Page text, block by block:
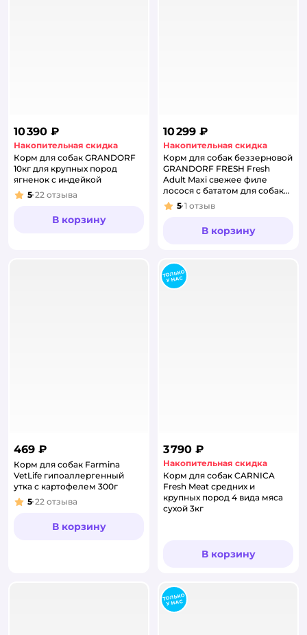
10 390 ₽
Накопительная скидка
Корм для собак GRANDORF
10кг для крупных пород
ягненок с индейкой
Рейтинг:
5 22 отзыва
В корзину
10 299 ₽
Накопительная скидка
Корм для собак беззерновой
GRANDORF FRESH Fresh
Adult Maxi свежее филе
лосося с бататом для собак
крупных пород 10кг
Рейтинг:
5 1 отзыв
В корзину
469 ₽
Корм для собак Farmina
VetLife гипоаллергенный
утка с картофелем 300г
Рейтинг:
5 22 отзыва
В корзину
3 790 ₽
Накопительная скидка
Корм для собак CARNICA
Fresh Meat средних и
крупных пород 4 вида мяса
сухой 3кг
В корзину